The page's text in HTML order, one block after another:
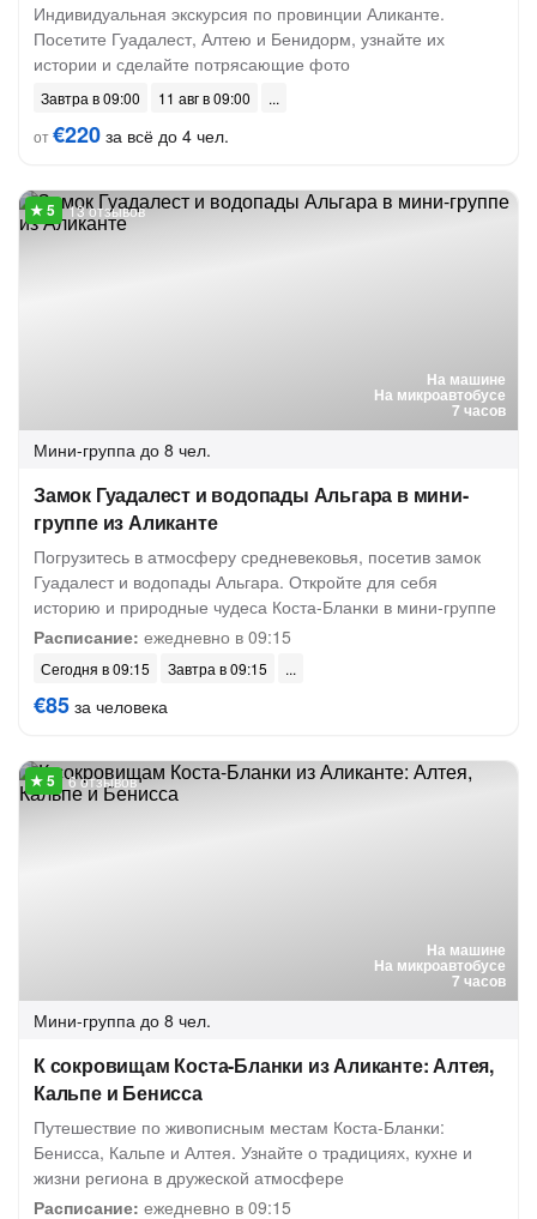
Индивидуальная экскурсия по провинции Аликанте.
Посетите Гуадалест, Алтею и Бенидорм, узнайте их
истории и сделайте потрясающие фото
Завтра в 09:00
11 авг в 09:00
от€220 за всё до 4 чел.
На машине
На микроавтобусе
7 часов
13 отзывов
Мини-группа до 8 чел.
Замок Гуадалест и водопады Альгара в мини-
группе из Аликанте
Погрузитесь в атмосферу средневековья, посетив замок
Гуадалест и водопады Альгара. Откройте для себя
историю и природные чудеса Коста-Бланки в мини-группе
Расписание: ежедневно в 09:15
Сегодня в 09:15 Завтра в 09:15
€85 за человека
На машине
На микроавтобусе
7 часов
6 отзывов
Мини-группа до 8 чел.
К сокровищам Коста-Бланки из Аликанте: Алтея,
Кальпе и Бенисса
Путешествие по живописным местам Коста-Бланки:
Бенисса, Кальпе и Алтея. Узнайте о традициях, кухне и
жизни региона в дружеской атмосфере
Расписание: ежедневно в 09:15